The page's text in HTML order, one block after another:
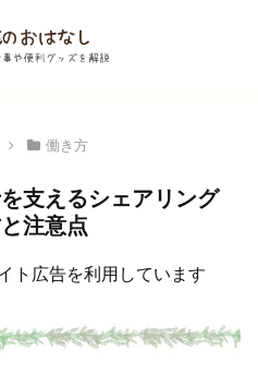
働き方
支えるシェアリング
注意点
ト広告を利用しています